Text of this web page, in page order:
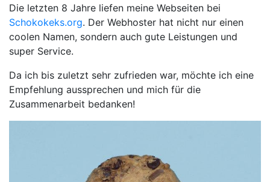
Die letzten 8 Jahre liefen meine Webseiten bei
Schokokeks.org. Der Webhoster hat nicht nur einen
coolen Namen, sondern auch gute Leistungen und
super Service.
Da ich bis zuletzt sehr zufrieden war, möchte ich eine
Empfehlung aussprechen und mich für die
Zusammenarbeit bedanken!